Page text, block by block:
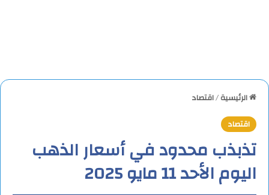
الرئيسية/اقتصاد
اقتصاد
تذبذب محدود في أسعار الذهب
اليوم الأحد 11 مايو 2025